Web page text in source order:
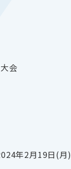
会
年2月19日(月)